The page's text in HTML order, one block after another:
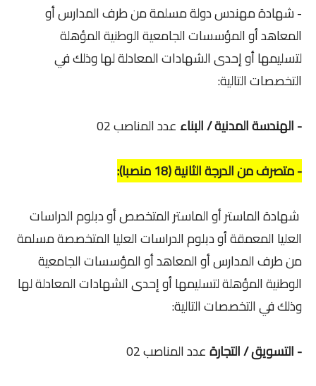
- شهادة مهندس دولة مسلمة من طرف المدارس أو
المعاهد أو المؤسسات الجامعية الوطنية المؤهلة
لتسليمها أو إحدى الشهادات المعادلة لها وذلك في
التخصصات التالية:
- الهندسة المدنية / البناء عدد المناصب 02
- متصرف من الدرجة الثانية (18 منصبا):
شهادة الماستر أو الماستر المتخصص أو دبلوم الدراسات
العليا المعمقة أو دبلوم الدراسات العليا المتخصصة مسلمة
من طرف المدارس أو المعاهد أو المؤسسات الجامعية
الوطنية المؤهلة لتسليمها أو إحدى الشهادات المعادلة لها
وذلك في التخصصات التالية:
- التسويق / التجارةعدد المناصب 02